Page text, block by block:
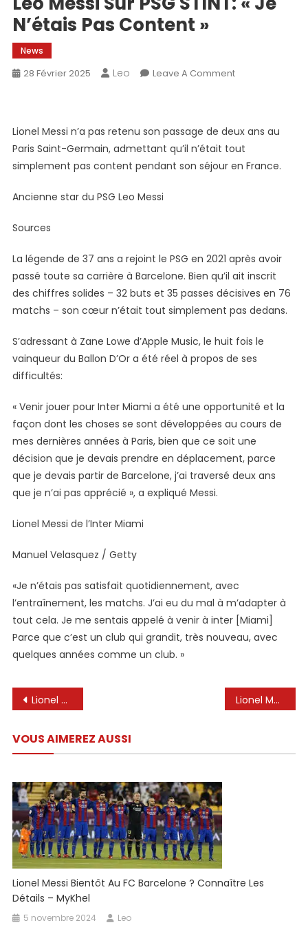
N’étais Pas Content »
News
28 Février 2025 Leo Leave A CommentOn
PSG
STINT:
« Je
Lionel Messi n’a pas retenu son passage de deux ans au
Paris Saint-Germain, admettant qu’il n’était tout
simplement pas content pendant son séjour en France.
Ancienne star du PSG Leo Messi
Sources
La légende de 37 ans a rejoint le PSG en 2021 après avoir
passé toute sa carrière à Barcelone. Bien qu’il ait inscrit
des chiffres solides – 32 buts et 35 passes décisives en 76
matchs – son cœur n’était tout simplement pas dedans.
S’adressant à Zane Lowe d’Apple Music, le huit fois le
vainqueur du Ballon D’Or a été réel à propos de ses
difficultés:
« Venir jouer pour Inter Miami a été une opportunité et la
façon dont les choses se sont développées au cours de
mes dernières années à Paris, bien que ce soit une
décision que je devais prendre en déplacement, parce
que je devais partir de Barcelone, j’ai traversé deux ans
que je n’ai pas apprécié », a expliqué Messi.
Lionel Messi de l’Inter Miami
Manuel Velasquez / Getty
«Je n’étais pas satisfait quotidiennement, avec
l’entraînement, les matchs. J’ai eu du mal à m’adapter à
tout cela. Je me sentais appelé à venir à inter [Miami]
Parce que c’est un club qui grandit, très nouveau, avec
quelques années comme un club. »
Navigation
l’article
Lionel Messi: Icône argentine ‘n’a pas apprécié le temps au PSG Lionel Messi en remet une couche sur le PSG
VOUS AIMEREZ AUSSI
Lionel Messi Bientôt Au FC Barcelone ? Connaître Les
Détails – MyKhel
5 novembre 2024 Leo